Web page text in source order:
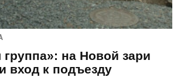
на Новой зари
вход к подъезду